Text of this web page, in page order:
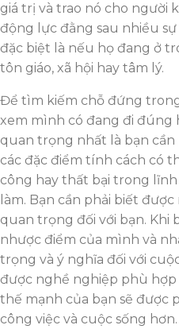
giá trị và trao nó cho người
động lực đằng sau nhiều
đặc biệt là nếu họ đang ở
tôn giáo, xã hội hay tâm lý.
Để tìm kiếm chỗ đứng
xem mình có đang đi đúng
quan trọng nhất là bạn
các đặc điểm tính cách có
công hay thất bại trong lĩnh
làm. Bạn cần phải biết
quan trọng đối với bạn. Khi
nhược điểm của mình và
trọng và ý nghĩa đối với
được nghề nghiệp phù
thế mạnh của bạn sẽ được
công việc và cuộc sống hơn.